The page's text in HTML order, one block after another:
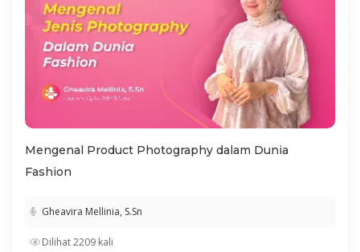
Mengenal Product Photography dalam Dunia
Fashion
Gheavira Mellinia, S.Sn
Dilihat 2209 kali